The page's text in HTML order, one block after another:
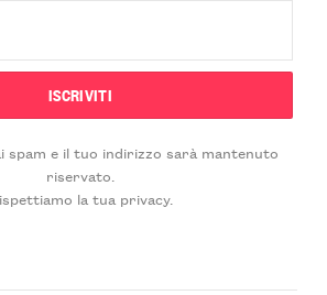
spam e il tuo indirizzo sarà mantenuto
riservato.
la tua privacy.